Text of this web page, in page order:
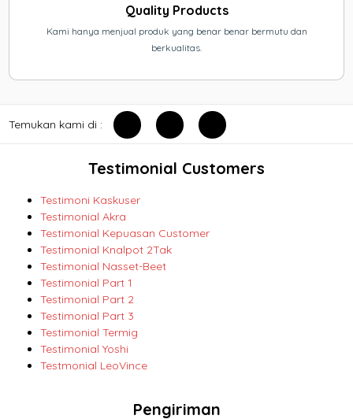
Quality Products
Kami hanya menjual produk yang benar benar bermutu dan
berkualitas.
Temukan kami di :
Testimonial Customers
Testimoni Kaskuser
Testimonial Akra
Testimonial Kepuasan Customer
Testimonial Knalpot 2Tak
Testimonial Nasset-Beet
Testimonial Part 1
Testimonial Part 2
Testimonial Part 3
Testimonial Termig
Testimonial Yoshi
Testmonial LeoVince
Pengiriman